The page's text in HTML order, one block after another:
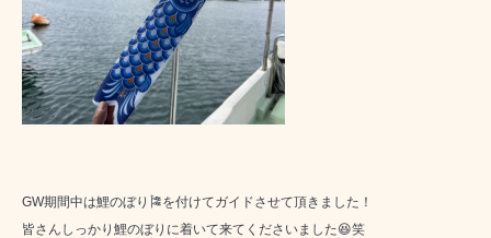
GW期間中は鯉のぼり🎏を付けてガイドさせて頂きました！
皆さんしっかり鯉のぼりに着いて来てくださいました😆笑